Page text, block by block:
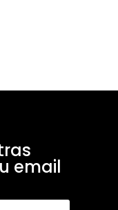
email